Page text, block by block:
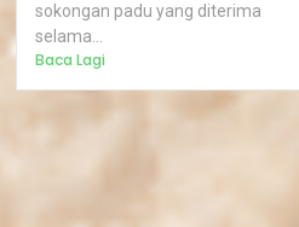
sokongan padu yang diterima
selama...
Baca Lagi